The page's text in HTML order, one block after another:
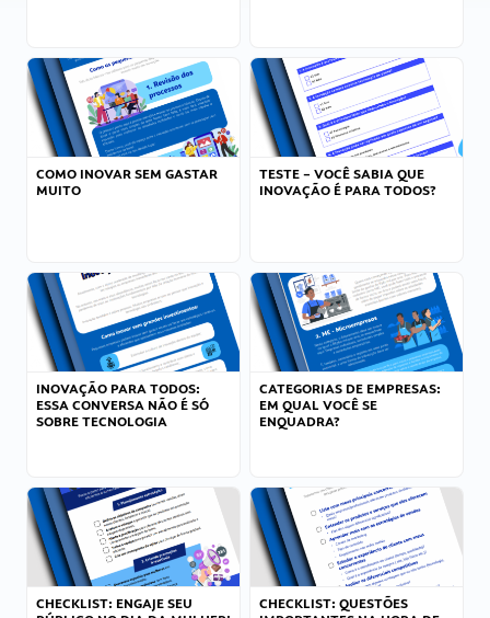
COMO INOVAR SEM GASTAR
MUITO
TESTE – VOCÊ SABIA QUE
INOVAÇÃO É PARA TODOS?
INOVAÇÃO PARA TODOS:
ESSA CONVERSA NÃO É SÓ
SOBRE TECNOLOGIA
CATEGORIAS DE EMPRESAS:
EM QUAL VOCÊ SE
ENQUADRA?
CHECKLIST: ENGAJE SEU
CHECKLIST: QUESTÕES